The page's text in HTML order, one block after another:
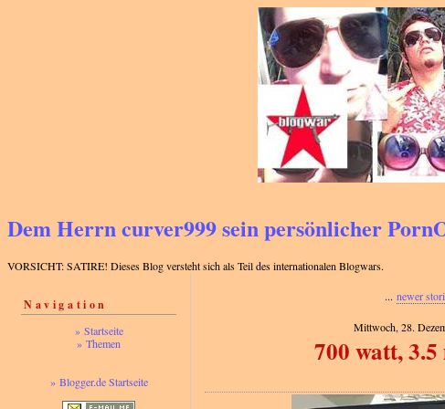
Dem Herrn curver999 sein persönlicher
VORSICHT: SATIRE! Dieses Blog versteht sich als Teil des internationalen Blogwars.
Navigation
» Startseite
» Themen
» Blogger.de Startseite
... newer
Mittwoch, 28.
700 watt,